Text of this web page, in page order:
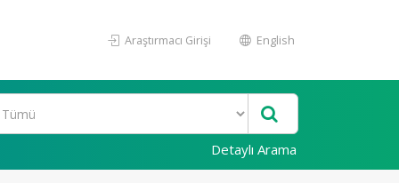
Araştırmacı Girişi English
Detaylı Arama